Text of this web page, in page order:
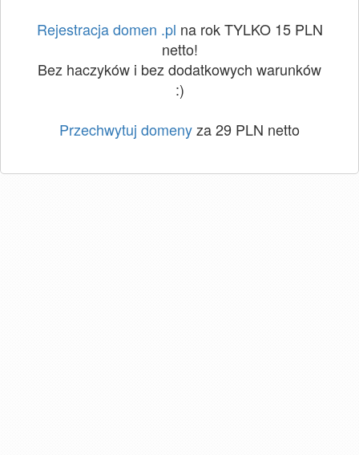
Rejestracja domen .pl na rok TYLKO 15 PLN
netto!
Bez haczyków i bez dodatkowych warunków
:)
Przechwytuj domenyza 29 PLN netto